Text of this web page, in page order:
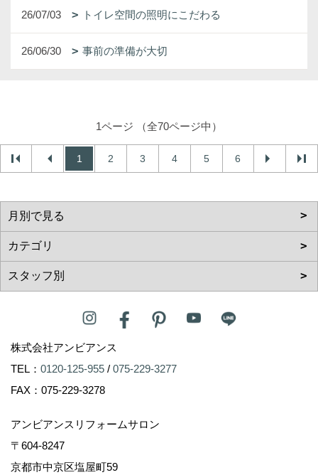
26/07/03 トイレ空間の照明にこだわる
26/06/30 事前の準備が大切
1ページ （全70ページ中）
1 2 3 4 5 6
株式会社アンビアンス
TEL： 0120-125-955 / 075-229-3277
FAX：075-229-3278
アンビアンスリフォームサロン
〒604-8247
京都市中京区塩屋町59